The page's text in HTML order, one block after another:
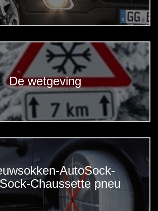
De wetgeving
AutoSock-
Chaussette pneu